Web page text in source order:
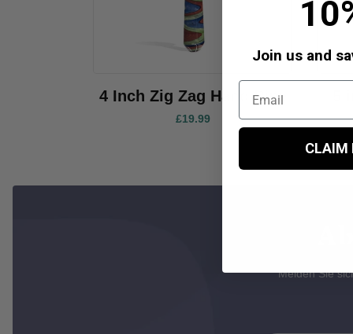
4 Inch Zig Zag Hand Pipe
£19.99
Melden Sie
Join us and
CLAIM